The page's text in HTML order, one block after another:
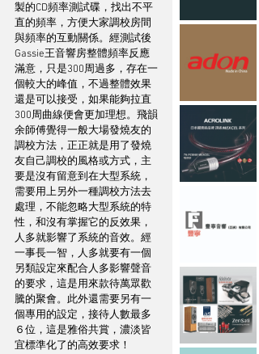
製的CD頻率測試碟，找出不平
直的頻率，方便大家調校房間
與頻率的互動關係。經測試後
Gassie王音響房整體頻率反應
滿意，只是300周過多，存在一
個較大的峰值，不過整體效果
還是可以接受，如果能夠拉直
300周曲線便會更加理想。飛韻
余師傅覺得一般大場發燒友的
調校方法，正正就是用了發燒
友自己調校的風格或方式，主
要是沒有留意到在大型系統，
需要用上另外一種調校方法去
處理，不能忽略大型系統的特
性，和沒有掌握它的反效果，
人多就影響了系統的音效。經
一事長一智，人多就要有一個
另類設定來配合人多影響聲音
的要求，這是用來款待萬眾歡
騰的聚會。此外還需要另有一
個專用的設定，接待人數最多
６位，這是雅俗共賞，濃淡皆
宜標準化了的高效要求！